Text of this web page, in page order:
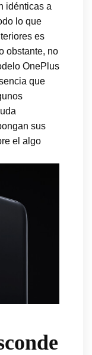
idénticas a
lo que
es
obstante, no
OnePlus
que
sus
el algo